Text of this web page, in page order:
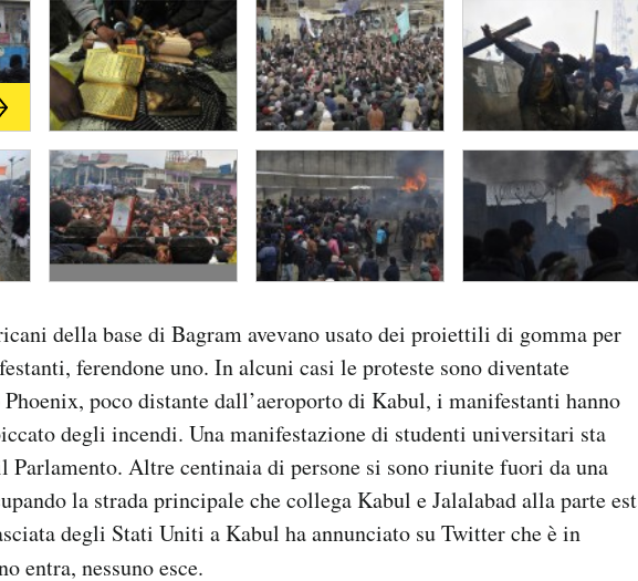
della base di Bagram avevano usato dei proiettili di gomma per
ferendone uno. In alcuni casi le proteste sono diventate
poco distante dall’aeroporto di Kabul, i manifestanti hanno
degli incendi. Una manifestazione di studenti universitari sta
Parlamento. Altre centinaia di persone si sono riunite fuori da una
la strada principale che collega Kabul e Jalalabad alla parte est
degli Stati Uniti a Kabul ha annunciato su Twitter che è in
entra, nessuno esce.